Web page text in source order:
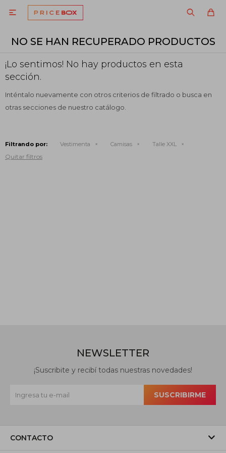

NO SE HAN RECUPERADO PRODUCTOS
¡Lo sentimos! No hay productos en esta
sección.
Inténtalo nuevamente con otros criterios de filtrado o busca en
otras secciones de nuestro catálogo.
Filtrando por: Vestimenta Camisas Talle XXL
Quitar filtros
CONTACTO
NEWSLETTER
¡Suscribite y recibí todas nuestras novedades!
SUSCRIBIRME